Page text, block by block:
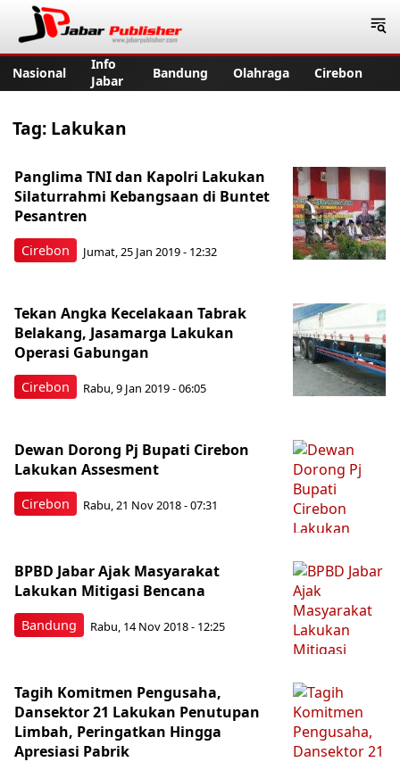
Nasional
Info
Jabar
Bandung Olahraga Cirebon
Tag: Lakukan
Cirebon
Panglima TNI dan Kapolri Lakukan
Silaturrahmi Kebangsaan di Buntet
Pesantren
Jumat, 25 Jan 2019 - 12:32
Cirebon
Tekan Angka Kecelakaan Tabrak
Belakang, Jasamarga Lakukan
Operasi Gabungan
Rabu, 9 Jan 2019 - 06:05
Cirebon
Dewan Dorong Pj Bupati Cirebon
Lakukan Assesment
Rabu, 21 Nov 2018 - 07:31
Bandung
BPBD Jabar Ajak Masyarakat
Lakukan Mitigasi Bencana
Rabu, 14 Nov 2018 - 12:25
Tagih Komitmen Pengusaha,
Dansektor 21 Lakukan Penutupan
Limbah, Peringatkan Hingga
Apresiasi Pabrik